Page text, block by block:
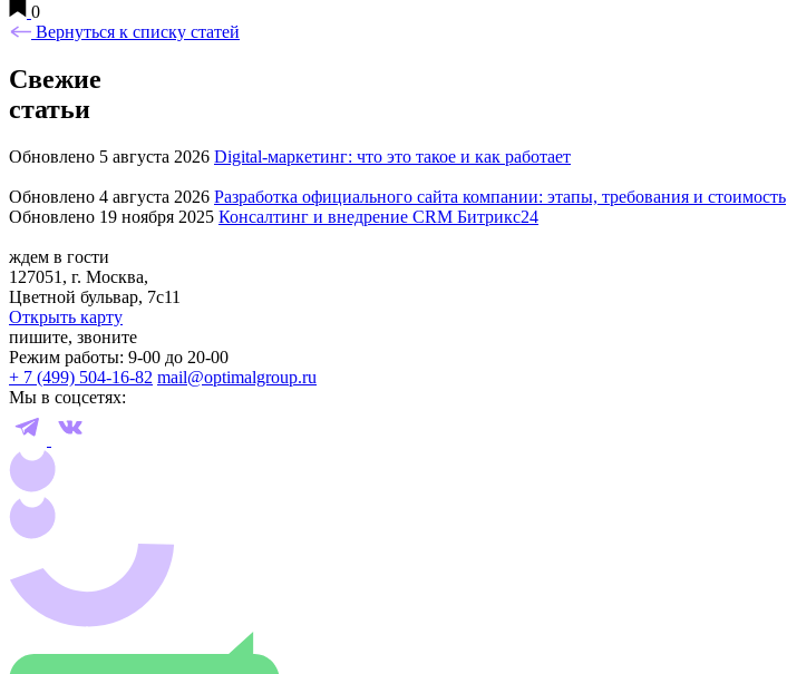
0
Вернуться к списку статей
Свежие
статьи
Обновлено 5 августа 2026 Digital-маркетинг: что это такое и как работает
Обновлено 4 августа 2026 Разработка официального сайта компании: этапы, требования и стоимость
Обновлено 19 ноября 2025 Консалтинг и внедрение CRM Битрикс24
ждем в гости
127051, г. Москва,
Цветной бульвар, 7с11
Открыть карту
пишите, звоните
Режим работы: 9-00 до 20-00
+ 7 (499) 504-16-82 mail@optimalgroup.ru
Мы в соцсетях: